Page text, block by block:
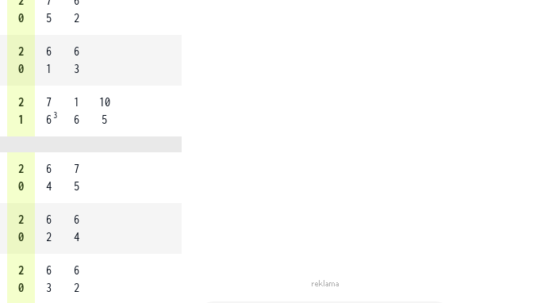
0
5
2
2
0
6
1
6
3
2
1
7
6 3
1
6
10
5
2
0
6
4
7
5
2
0
6
2
6
4
2
0
6
3
6
2